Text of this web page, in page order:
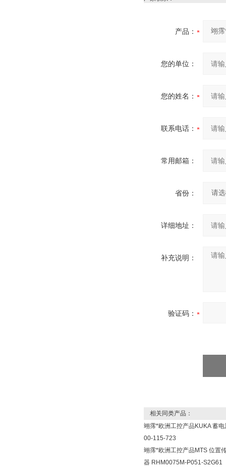
产品：
您的单位：
您的姓名：
联系电话：
常用邮箱：
省份：
详细地址：
补充说明：
验证码：
相关同类产品：
翊霈*欧洲工控产品KUKA 蓄电
00-115-723
翊霈*欧洲工控产品MTS 位置
器 RHM0075M-P051-S2G61